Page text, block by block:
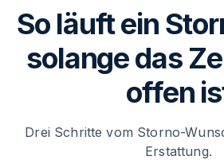
So läuft ein
solange das
offen
Drei Schritte vom Storno-
Erstattung.